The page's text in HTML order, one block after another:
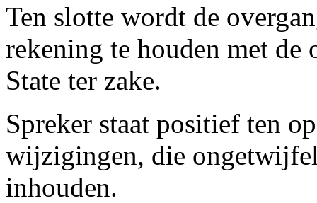
Ten slotte wordt de
rekening te houden met de
State ter zake.
Spreker staat positief ten
wijzigingen, die
inhouden.